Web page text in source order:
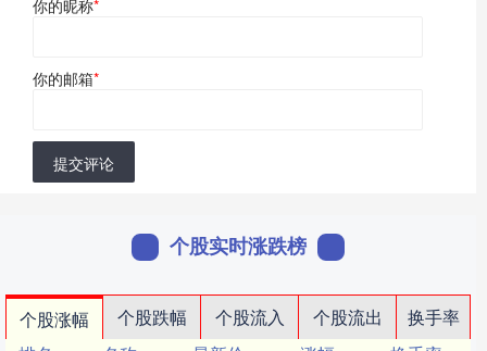
你的昵称*
你的邮箱*
提交评论
个股实时涨跌榜
个股涨幅 个股跌幅 个股流入 个股流出
换手率